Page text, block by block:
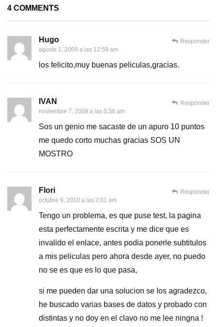
4 COMMENTS
Hugo
agosto 1, 2009 a las 12:59 am
los felicito,muy buenas peliculas,gracias.
Responder
IVAN
noviembre 7, 2009 a las 5:36 am
Sos un genio me sacaste de un apuro 10 puntos
me quedo corto muchas gracias SOS UN
MOSTRO
Responder
Flori
octubre 9, 2010 a las 2:01 am
Tengo un problema, es que puse test, la pagina
esta perfectamente escrita y me dice que es
invalido el enlace, antes podia ponerle subtitulos
a mis peliculas pero ahora desde ayer, no puedo
no se es que es lo que pasa,
si me pueden dar una solucion se los agradezco,
he buscado varias bases de datos y probado con
distintas y no doy en el clavo no me lee ningna !
Responder